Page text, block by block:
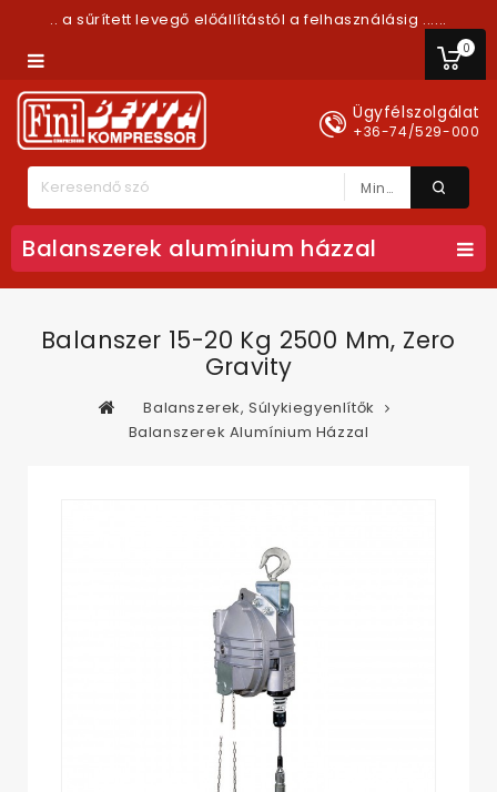
.. a sűrített levegő előállítástól a felhasználásig ......
0
Ügyfélszolgálat
+36-74/529-000
Minden Kategória
Balanszerek alumínium házzal
Balanszer 15-20 Kg 2500 Mm, Zero
Gravity
Balanszerek, Súlykiegyenlítők
Balanszerek Alumínium Házzal